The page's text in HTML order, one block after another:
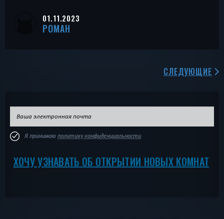
01.11.2023
РОМАН
СЛЕДУЮЩИЕ
Я принимаю политику конфиденциальности
ХОЧУ УЗНАВАТЬ ОБ ОТКРЫТИИ НОВЫХ КОМНАТ